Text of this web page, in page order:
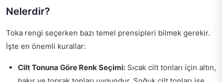
Nelerdir?
Toka rengi seçerken bazı temel prensipleri bilmek gerekir.
İşte en önemli kurallar:
Cilt Tonuna Göre Renk Seçimi: Sıcak cilt tonları için altın,